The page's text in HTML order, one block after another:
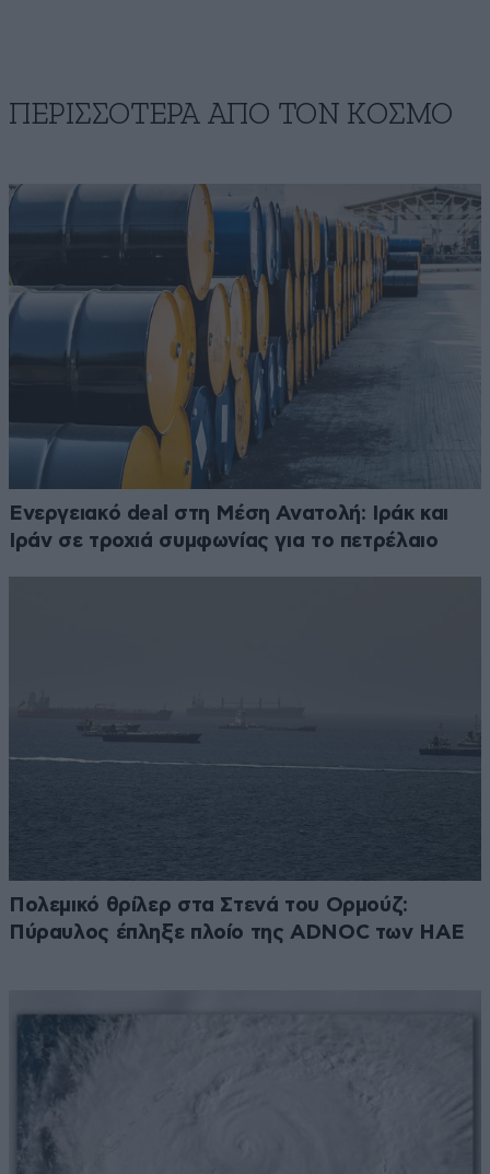
ΠΕΡΙΣΣΟΤΕΡΑ ΑΠΟ ΤΟΝ ΚΟΣΜΟ
Ενεργειακό deal στη Μέση Ανατολή: Ιράκ και
Ιράν σε τροχιά συμφωνίας για το πετρέλαιο
Πολεμικό θρίλερ στα Στενά του Ορμούζ:
Πύραυλος έπληξε πλοίο της ADNOC των ΗΑΕ